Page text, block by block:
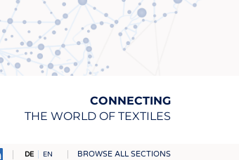
CONNECTING
THE WORLD OF TEXTILES
DE EN BROWSE ALL SECTIONS